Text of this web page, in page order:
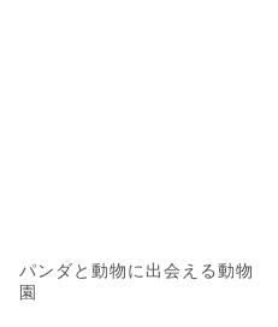
パンダと動物に出会える動物
園